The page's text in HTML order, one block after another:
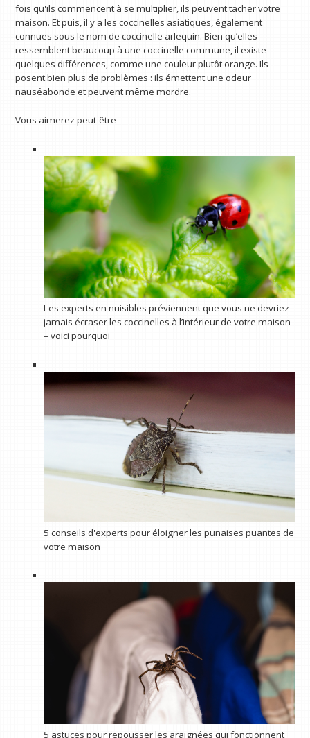
fois qu'ils commencent à se multiplier, ils peuvent tacher votre
maison. Et puis, il y a les coccinelles asiatiques, également
connues sous le nom de coccinelle arlequin. Bien qu’elles
ressemblent beaucoup à une coccinelle commune, il existe
quelques différences, comme une couleur plutôt orange. Ils
posent bien plus de problèmes : ils émettent une odeur
nauséabonde et peuvent même mordre.
Vous aimerez peut-être
Les experts en nuisibles préviennent que vous ne devriez
jamais écraser les coccinelles à l’intérieur de votre maison
– voici pourquoi
5 conseils d'experts pour éloigner les punaises puantes de
votre maison
5 astuces pour repousser les araignées qui fonctionnent